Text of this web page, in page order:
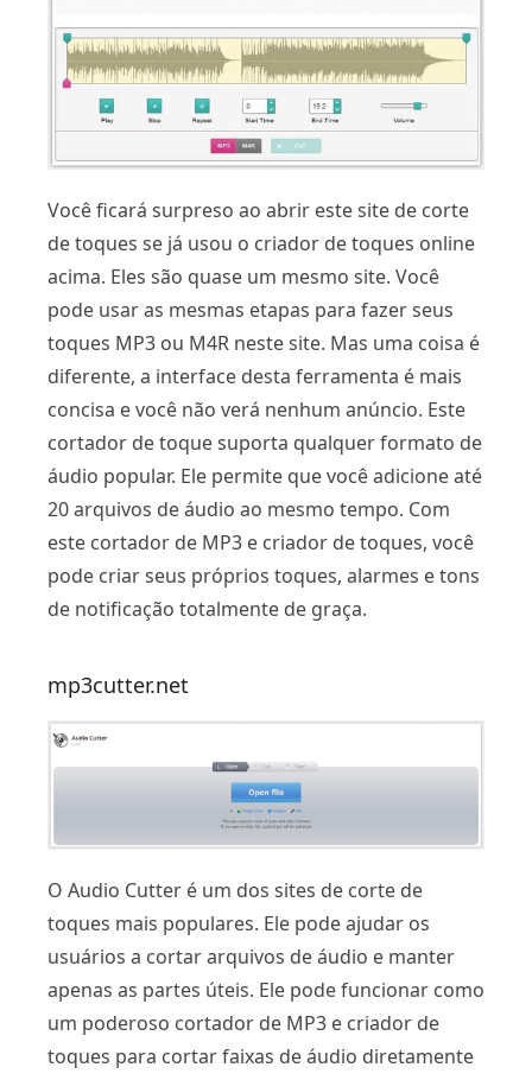
Você ficará surpreso ao abrir este site de corte
de toques se já usou o criador de toques online
acima. Eles são quase um mesmo site. Você
pode usar as mesmas etapas para fazer seus
toques MP3 ou M4R neste site. Mas uma coisa é
diferente, a interface desta ferramenta é mais
concisa e você não verá nenhum anúncio. Este
cortador de toque suporta qualquer formato de
áudio popular. Ele permite que você adicione até
20 arquivos de áudio ao mesmo tempo. Com
este cortador de MP3 e criador de toques, você
pode criar seus próprios toques, alarmes e tons
de notificação totalmente de graça.
mp3cutter.net
O Audio Cutter é um dos sites de corte de
toques mais populares. Ele pode ajudar os
usuários a cortar arquivos de áudio e manter
apenas as partes úteis. Ele pode funcionar como
um poderoso cortador de MP3 e criador de
toques para cortar faixas de áudio diretamente